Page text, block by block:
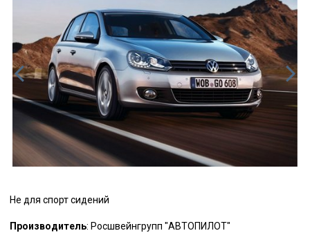
Не для спорт сидений
Производитель: Росшвейнгрупп "АВТОПИЛОТ"